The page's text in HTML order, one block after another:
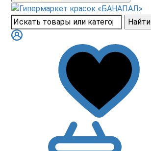
Найти